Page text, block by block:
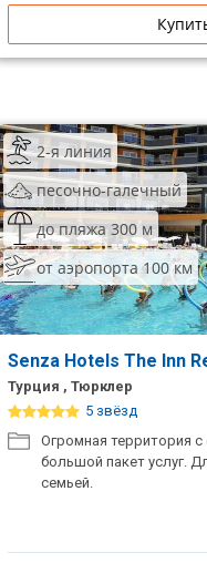
2-я линия
песочно-галечный
до пляжа 300 м
от аэропорта 100 км
Senza Hotels The Inn
Турция , Тюрклер
5 звёзд
Огромная территория
большой пакет услуг.
семьей.